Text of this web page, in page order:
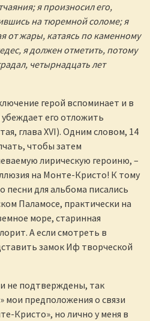
я произносил его,
на тюремной соломе; я
от жары, катаясь по каменному
я должен отметить, потому
четырнадцать лет
герой вспоминает и в
его отложить
глава XVI). Одним словом, 14
чтобы затем
лирическую героиню, –
на Монте-Кристо! К тому
песни для альбома писались
Паламосе, практически на
море, старинная
А если смотреть в
замок Иф творческой
не подтверждены, так
мои предположения о связи
Кристо», но лично у меня в